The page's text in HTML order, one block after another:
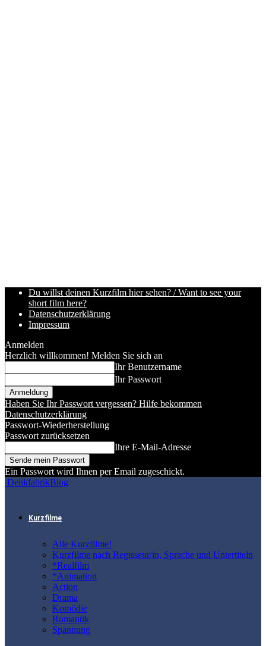
Du willst deinen Kurzfilm hier sehen? / Want to see your
short film here?
Datenschutzerklärung
Impressum
Anmelden
Herzlich willkommen! Melden Sie sich an
Ihr Benutzername
Ihr Passwort
Haben Sie Ihr Passwort vergessen? Hilfe bekommen
Datenschutzerklärung
Passwort-Wiederherstellung
Passwort zurücksetzen
Ihre E-Mail-Adresse
Ein Passwort wird Ihnen per Email zugeschickt.
DenkfabrikBlog
Kurzfilme
Alle Kurzfilme!
Kurzfilme nach Regisseur/in, Sprache und Untertiteln
*Realfilm
*Animation
Action
Drama
Komödie
Romantik
Spannung